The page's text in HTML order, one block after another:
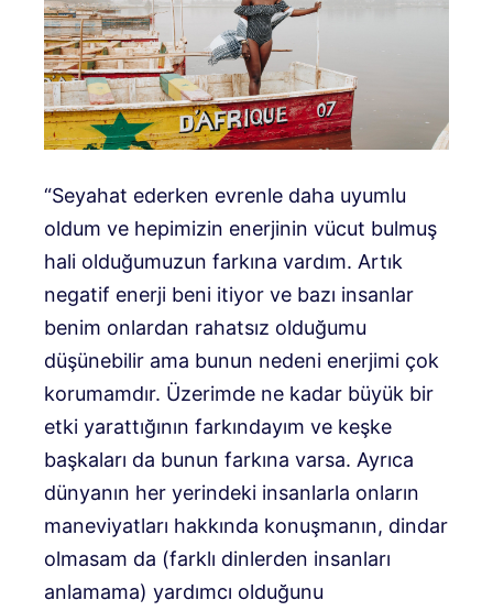
“Seyahat ederken evrenle daha uyumlu
oldum ve hepimizin enerjinin vücut bulmuş
hali olduğumuzun farkına vardım. Artık
negatif enerji beni itiyor ve bazı insanlar
benim onlardan rahatsız olduğumu
düşünebilir ama bunun nedeni enerjimi çok
korumamdır. Üzerimde ne kadar büyük bir
etki yarattığının farkındayım ve keşke
başkaları da bunun farkına varsa. Ayrıca
dünyanın her yerindeki insanlarla onların
maneviyatları hakkında konuşmanın, dindar
olmasam da (farklı dinlerden insanları
anlamama) yardımcı olduğunu